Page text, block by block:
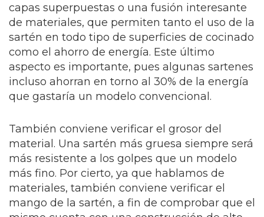
capas superpuestas o una fusión interesante
de materiales, que permiten tanto el uso de la
sartén en todo tipo de superficies de cocinado
como el ahorro de energía. Este último
aspecto es importante, pues algunas sartenes
incluso ahorran en torno al 30% de la energía
que gastaría un modelo convencional.
También conviene verificar el grosor del
material. Una sartén más gruesa siempre será
más resistente a los golpes que un modelo
más fino. Por cierto, ya que hablamos de
materiales, también conviene verificar el
mango de la sartén, a fin de comprobar que el